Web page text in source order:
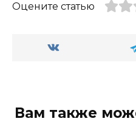
Оцените статью
Вам также